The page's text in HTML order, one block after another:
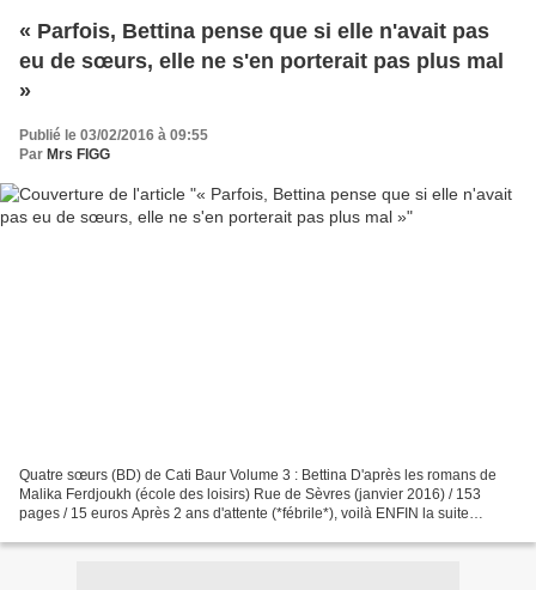
« Parfois, Bettina pense que si elle n'avait pas
eu de sœurs, elle ne s'en porterait pas plus mal
»
Publié le 03/02/2016 à 09:55
Par Mrs FIGG
Quatre sœurs (BD) de Cati Baur Volume 3 : Bettina D'après les romans de
Malika Ferdjoukh (école des loisirs) Rue de Sèvres (janvier 2016) / 153
pages / 15 euros Après 2 ans d'attente (*fébrile*), voilà ENFIN la suite